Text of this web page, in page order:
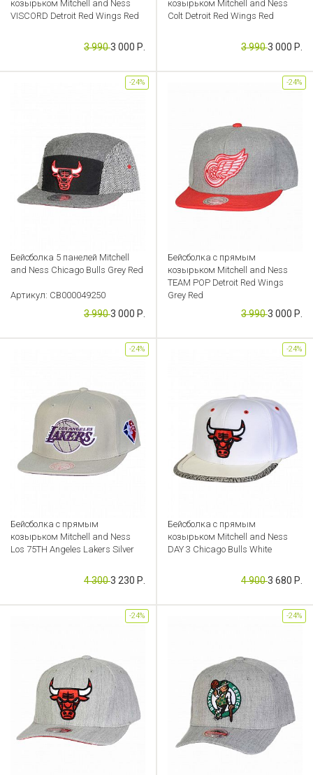
козырьком Mitchell and Ness
VISCORD Detroit Red Wings Red
Артикул: CB000049254
3 9903 000 Р.
козырьком Mitchell and Ness
Colt Detroit Red Wings Red
Артикул: CB000049258
3 9903 000 Р.
Бейсболка 5 панелей Mitchell
and Ness Chicago Bulls Grey Red
Артикул: CB000049250
3 9903 000 Р.
-24%
Бейсболка с прямым
козырьком Mitchell and Ness
TEAM POP Detroit Red Wings
Grey Red
Артикул: CB000049268
3 9903 000 Р.
-24%
Бейсболка с прямым
козырьком Mitchell and Ness
Los 75TH Angeles Lakers Silver
Артикул: CB000049284
4 3003 230 Р.
-24%
Бейсболка с прямым
козырьком Mitchell and Ness
DAY 3 Chicago Bulls White
Артикул: CB000049147
4 9003 680 Р.
-24%
-24% -24%